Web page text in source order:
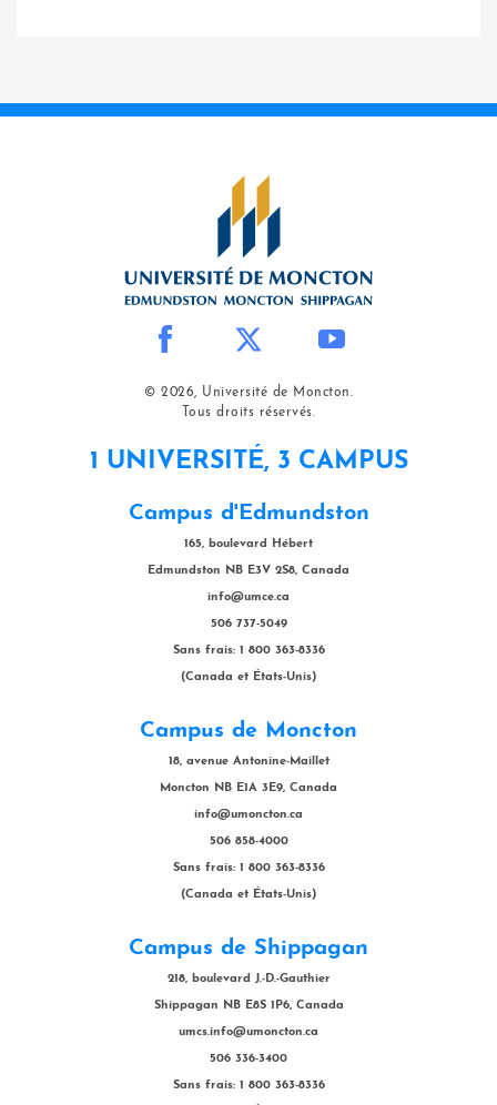
© 2026, Université de Moncton.
Tous droits réservés.
1 UNIVERSITÉ, 3 CAMPUS
Campus d'Edmundston
165, boulevard Hébert
Edmundston NB E3V 2S8, Canada
info@umce.ca
506 737-5049
Sans frais: 1 800 363-8336
(Canada et États-Unis)
Campus de Moncton
18, avenue Antonine-Maillet
Moncton NB E1A 3E9, Canada
info@umoncton.ca
506 858-4000
Sans frais: 1 800 363-8336
(Canada et États-Unis)
Campus de Shippagan
218, boulevard J.-D.-Gauthier
Shippagan NB E8S 1P6, Canada
umcs.info@umoncton.ca
506 336-3400
Sans frais: 1 800 363-8336